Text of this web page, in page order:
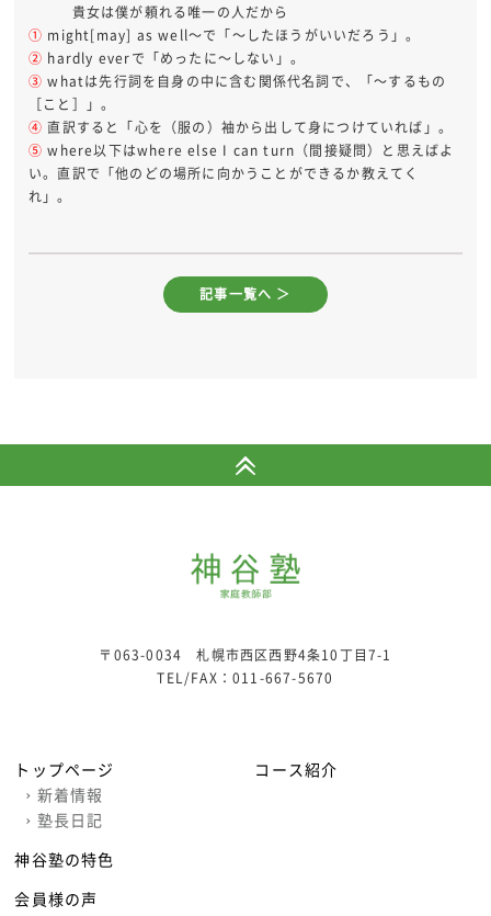
貴女は僕が頼れる唯一の人だから
① might[may] as well～で「～したほうがいいだろう」。
② hardly everで「めったに～しない」。
③ whatは先行詞を自身の中に含む関係代名詞で、「～するもの
［こと］」。
④ 直訳すると「心を（服の）袖から出して身につけていれば」。
⑤ where以下はwhere else I can turn（間接疑問）と思えばよ
い。直訳で「他のどの場所に向かうことができるか教えてく
れ」。
記事一覧へ ＞
〒063-0034 札幌市西区西野4条10丁目7-1
TEL/FAX：011-667-5670
トップページ
› 新着情報
› 塾長日記
神谷塾の特色
会員様の声
コース紹介